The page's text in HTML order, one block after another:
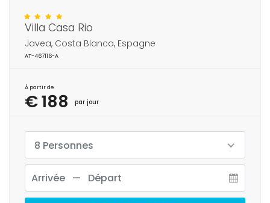
Villa Casa Rio
Javea, Costa Blanca, Espagne
AT-467116-A
À partir de
€ 188 par jour
8 Personnes